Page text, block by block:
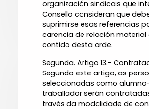
organización sindicais que
Consello consideran que
suprimirse esas referencias
carencia de relación material
contido desta orde.
Segunda. Artigo 13.-
Segundo este artigo, as
seleccionadas como
traballador serán
través da modalidade de